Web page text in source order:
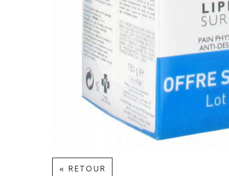
« RETOUR